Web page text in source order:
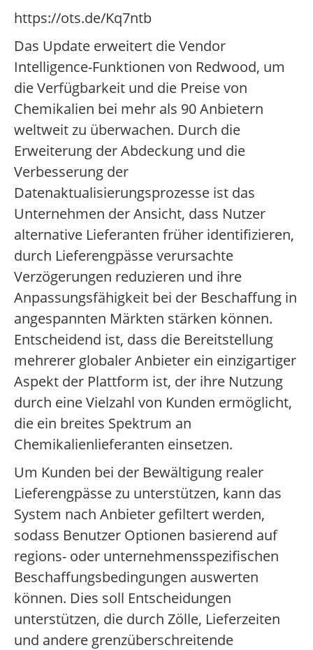
https://ots.de/Kq7ntb
Das Update erweitert die Vendor
Intelligence-Funktionen von Redwood, um
die Verfügbarkeit und die Preise von
Chemikalien bei mehr als 90 Anbietern
weltweit zu überwachen. Durch die
Erweiterung der Abdeckung und die
Verbesserung der
Datenaktualisierungsprozesse ist das
Unternehmen der Ansicht, dass Nutzer
alternative Lieferanten früher identifizieren,
durch Lieferengpässe verursachte
Verzögerungen reduzieren und ihre
Anpassungsfähigkeit bei der Beschaffung in
angespannten Märkten stärken können.
Entscheidend ist, dass die Bereitstellung
mehrerer globaler Anbieter ein einzigartiger
Aspekt der Plattform ist, der ihre Nutzung
durch eine Vielzahl von Kunden ermöglicht,
die ein breites Spektrum an
Chemikalienlieferanten einsetzen.
Um Kunden bei der Bewältigung realer
Lieferengpässe zu unterstützen, kann das
System nach Anbieter gefiltert werden,
sodass Benutzer Optionen basierend auf
regions- oder unternehmensspezifischen
Beschaffungsbedingungen auswerten
können. Dies soll Entscheidungen
unterstützen, die durch Zölle, Lieferzeiten
und andere grenzüberschreitende